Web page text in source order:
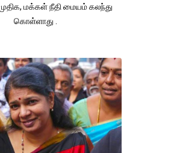
மக்கள் நீதி மையம் கலந்து
கொள்ளாது .